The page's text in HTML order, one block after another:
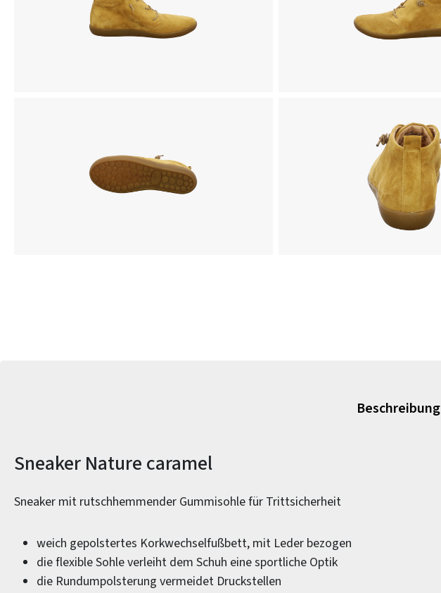
Beschreibung
Produktinformationen
Sneaker Nature caramel
Sneaker mit rutschhemmender Gummisohle für Trittsicherheit
weich gepolstertes Korkwechselfußbett, mit Leder bezogen
die flexible Sohle verleiht dem Schuh eine sportliche Optik
die Rundumpolsterung vermeidet Druckstellen